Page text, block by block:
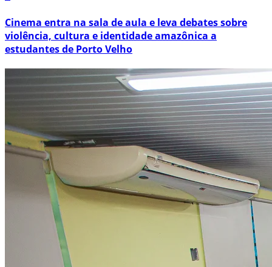
Cinema entra na sala de aula e leva debates sobre
violência, cultura e identidade amazônica a
estudantes de Porto Velho